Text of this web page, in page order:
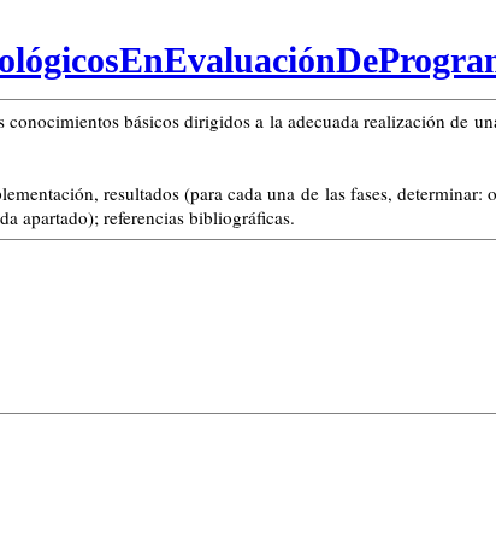
básicos dirigidos a la adecuada realización de
resultados (para cada una de las fases,
apartado); referencias bibliográficas.